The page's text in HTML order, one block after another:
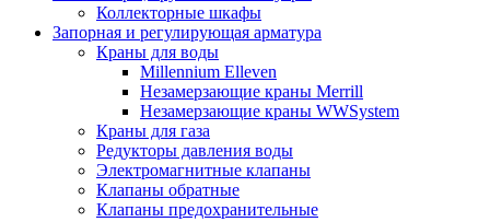
Коллекторные шкафы
Запорная и регулирующая арматура
Краны для воды
Millennium Elleven
Незамерзающие краны Merrill
Незамерзающие краны WWSystem
Краны для газа
Редукторы давления воды
Электромагнитные клапаны
Клапаны обратные
Клапаны предохранительные